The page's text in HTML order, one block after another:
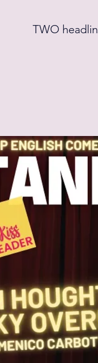
TWO